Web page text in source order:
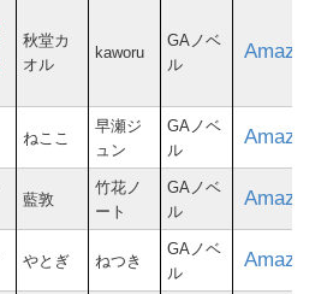
秋堂カ
オル
kaworu
GAノベ
ル
Amazon
ねここ
早瀬ジ
ュン
GAノベ
ル
Amazon
藍敦
竹花ノ
ート
GAノベ
ル
Amazon
やとぎ ねつき
GAノベ
ル
Amazon